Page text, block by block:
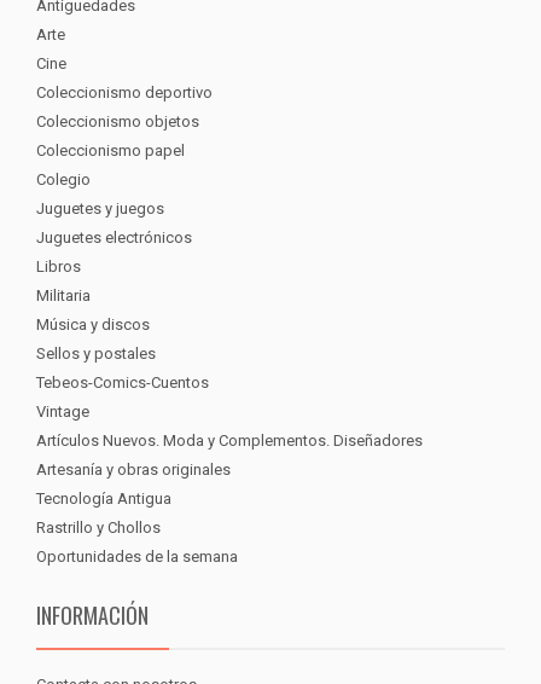
Antiguedades
Arte
Cine
Coleccionismo deportivo
Coleccionismo objetos
Coleccionismo papel
Colegio
Juguetes y juegos
Juguetes electrónicos
Libros
Militaria
Música y discos
Sellos y postales
Tebeos-Comics-Cuentos
Vintage
Artículos Nuevos. Moda y Complementos. Diseñadores
Artesanía y obras originales
Tecnología Antigua
Rastrillo y Chollos
Oportunidades de la semana
INFORMACIÓN